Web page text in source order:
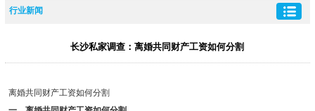
行业新闻
长沙私家调查：离婚共同财产工资如何分割
离婚共同财产工资如何分割